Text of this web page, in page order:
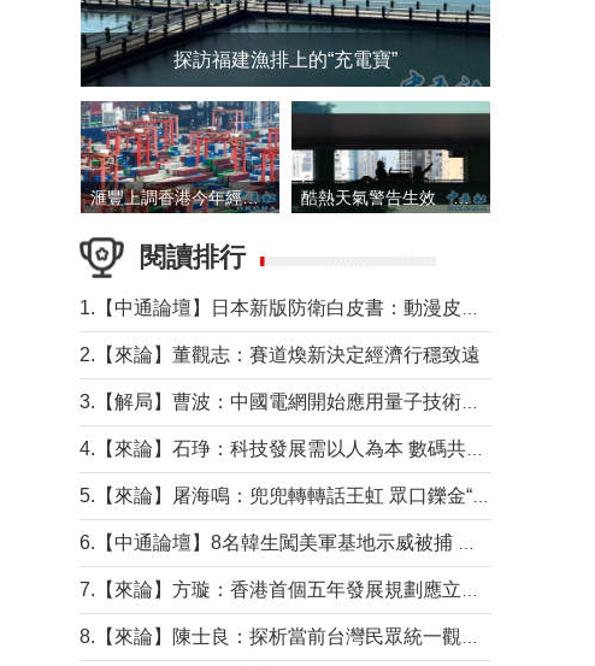
探訪福建漁排上的“充電寶”
滙豐上調香港今年經濟增長預測至4.5% 酷熱天氣警告生效 本港高溫持續至下周
閱讀排行
2.【來論】董觀志：賽道煥新決定經濟行穩致遠